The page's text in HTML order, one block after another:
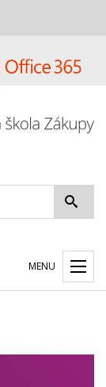
MENU